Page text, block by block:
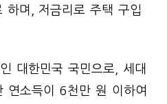
하며, 저금리로 주택 구입
대한민국 국민으로, 세대
연소득이 6천만 원 이하여